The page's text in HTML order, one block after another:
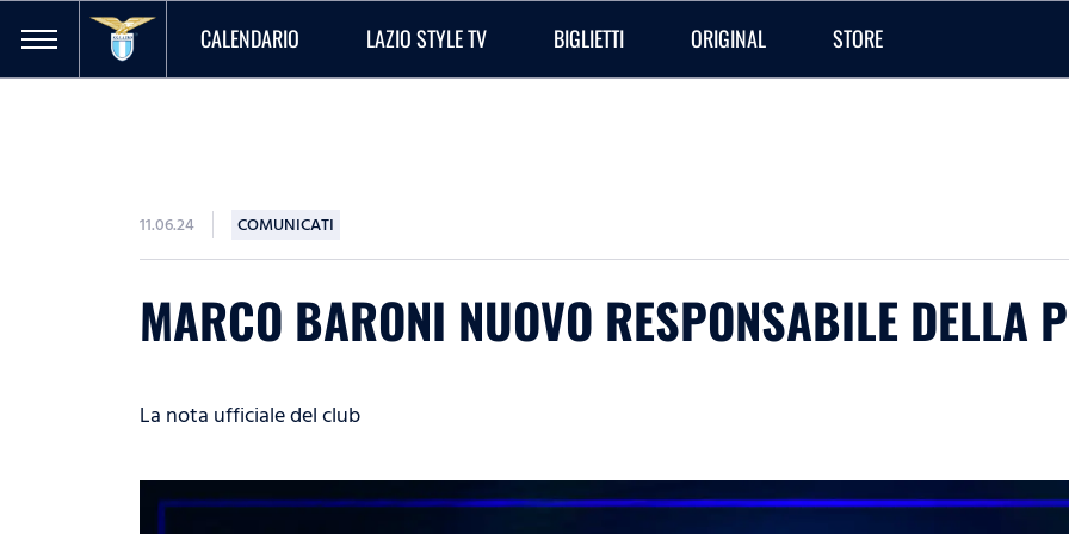
CALENDARIO LAZIO STYLE TV BIGLIETTI ORIGINAL STORE
11.06.24 COMUNICATI
MARCO BARONI NUOVO RESPONSABILE DELLA
La nota ufficiale del club